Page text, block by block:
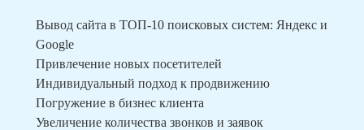
Вывод сайта в ТОП-10 поисковых систем: Яндекс и
Google
Привлечение новых посетителей
Индивидуальный подход к продвижению
Погружение в бизнес клиента
Увеличение количества звонков и заявок